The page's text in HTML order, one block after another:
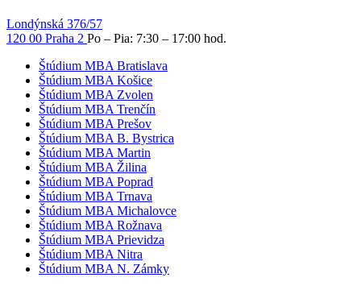
Londýnská 376/57
120 00 Praha 2 Po – Pia: 7:30 – 17:00 hod.
Štúdium MBA Bratislava
Štúdium MBA Košice
Štúdium MBA Zvolen
Štúdium MBA Trenčín
Štúdium MBA Prešov
Štúdium MBA B. Bystrica
Štúdium MBA Martin
Štúdium MBA Žilina
Štúdium MBA Poprad
Štúdium MBA Trnava
Štúdium MBA Michalovce
Štúdium MBA Rožnava
Štúdium MBA Prievidza
Štúdium MBA Nitra
Štúdium MBA N. Zámky